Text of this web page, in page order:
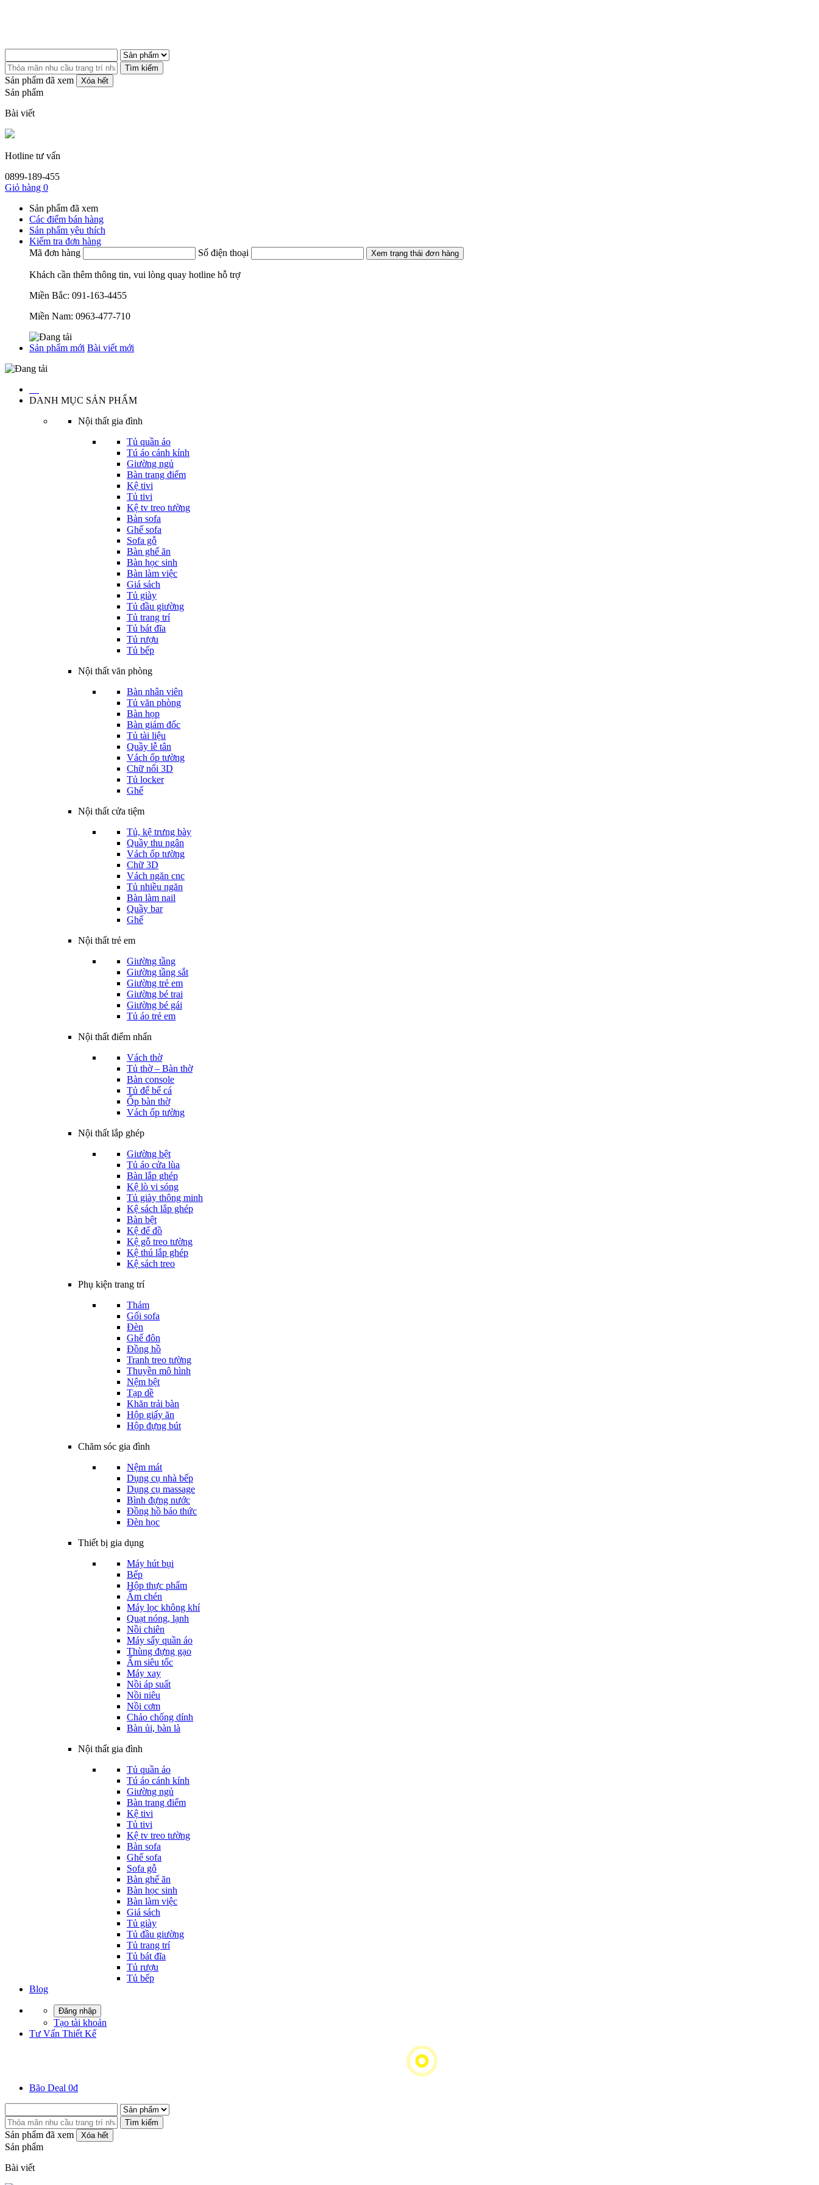
Tìm kiếm
Sản phẩm đã xem Xóa hết
Sản phẩm
Bài viết
Hotline tư vấn
0899-189-455
Giỏ hàng 0
Sản phẩm đã xem
Các điểm bán hàng
Sản phẩm yêu thích
Kiểm tra đơn hàng
Mã đơn hàng
Số điện thoại Xem trạng thái đơn hàng
Khách cần thêm thông tin, vui lòng quay hotline hỗ trợ
Miền Bắc: 091-163-4455
Miền Nam: 0963-477-710
Sản phẩm mới Bài viết mới
DANH MỤC SẢN PHẨM
Nội thất gia đình
Tủ quần áo
Tú áo cánh kính
Giường ngủ
Bàn trang điểm
Kệ tivi
Tủ tivi
Kệ tv treo tường
Bàn sofa
Ghế sofa
Sofa gỗ
Bàn ghế ăn
Bàn học sinh
Bàn làm việc
Giá sách
Tủ giày
Tủ đầu giường
Tủ trang trí
Tủ bát đĩa
Tủ rượu
Tủ bếp
Nội thất văn phòng
Bàn nhân viên
Tủ văn phòng
Bàn họp
Bàn giám đốc
Tủ tài liệu
Quầy lễ tân
Vách ốp tường
Chữ nổi 3D
Tủ locker
Ghế
Nội thất cửa tiệm
Tủ, kệ trưng bày
Quầy thu ngân
Vách ốp tường
Chữ 3D
Vách ngăn cnc
Tủ nhiều ngăn
Bàn làm nail
Quầy bar
Ghế
Nội thất trẻ em
Giường tầng
Giường tầng sắt
Giường trẻ em
Giường bé trai
Giường bé gái
Tủ áo trẻ em
Nội thất điểm nhấn
Vách thờ
Tủ thờ – Bàn thờ
Bàn console
Tủ để bể cá
Ốp bàn thờ
Vách ốp tường
Nội thất lắp ghép
Giường bệt
Tủ áo cửa lùa
Bàn lắp ghép
Kệ lò vi sóng
Tủ giày thông minh
Kệ sách lắp ghép
Bàn bệt
Kệ để đồ
Kệ gỗ treo tường
Kệ thú lắp ghép
Kệ sách treo
Phụ kiện trang trí
Thảm
Gối sofa
Đèn
Ghế đôn
Đồng hồ
Tranh treo tường
Thuyền mô hình
Nệm bệt
Tạp dề
Khăn trải bàn
Hộp giấy ăn
Hộp đựng bút
Chăm sóc gia đình
Nệm mát
Dụng cụ nhà bếp
Dụng cụ massage
Bình đựng nước
Đồng hồ báo thức
Đèn học
Thiết bị gia dụng
Máy hút bụi
Bếp
Hộp thực phẩm
Ấm chén
Máy lọc không khí
Quạt nóng, lạnh
Nồi chiên
Máy sấy quần áo
Thùng đựng gạo
Ấm siêu tốc
Máy xay
Nồi áp suất
Nồi niêu
Nồi cơm
Chảo chống dính
Bàn ủi, bàn là
Nội thất gia đình
Tủ quần áo
Tú áo cánh kính
Giường ngủ
Bàn trang điểm
Kệ tivi
Tủ tivi
Kệ tv treo tường
Bàn sofa
Ghế sofa
Sofa gỗ
Bàn ghế ăn
Bàn học sinh
Bàn làm việc
Giá sách
Tủ giày
Tủ đầu giường
Tủ trang trí
Tủ bát đĩa
Tủ rượu
Tủ bếp
Blog
Đăng nhập
Tạo tài khoản
Tư Vấn Thiết Kế
Bão Deal 0đ
Tìm kiếm
Sản phẩm đã xem Xóa hết
Sản phẩm
Bài viết